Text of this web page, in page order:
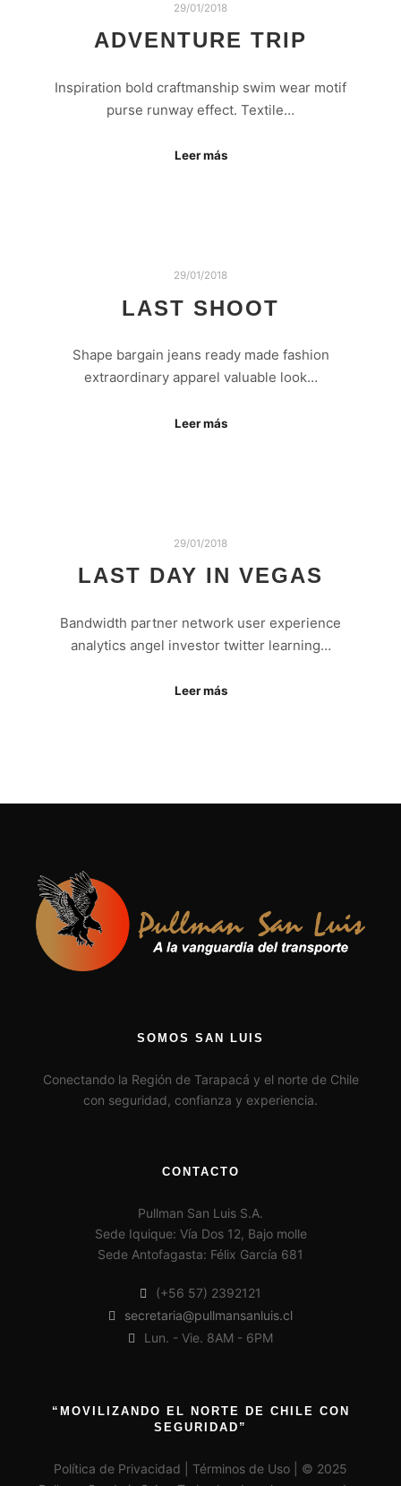
29/01/2018
ADVENTURE TRIP
Inspiration bold craftmanship swim wear motif
purse runway effect. Textile…
Leer más
29/01/2018
LAST SHOOT
Shape bargain jeans ready made fashion
extraordinary apparel valuable look…
Leer más
29/01/2018
LAST DAY IN VEGAS
Bandwidth partner network user experience
analytics angel investor twitter learning…
Leer más
SOMOS SAN LUIS
Conectando la Región de Tarapacá y el norte de Chile
con seguridad, confianza y experiencia.
CONTACTO
Pullman San Luis S.A.
Sede Iquique: Vía Dos 12, Bajo molle
Sede Antofagasta: Félix García 681
(+56 57) 2392121
secretaria@pullmansanluis.cl
Lun. - Vie. 8AM - 6PM
“MOVILIZANDO EL NORTE DE CHILE CON
SEGURIDAD”
Política de Privacidad | Términos de Uso | © 2025